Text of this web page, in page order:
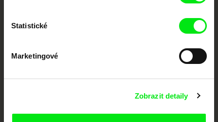
Statistické
Marketingové
Zobrazit detaily
CPH:DOX DOK Leipzig